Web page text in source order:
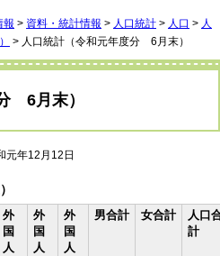
報 > 資料・統計情報 > 人口統計 > 人口 > 人
> 人口統計（令和元年度分 6月末）
6月末）
年12月12日
外
国
人
外
国
人
外
国
人
男合計 女合計
人口
計